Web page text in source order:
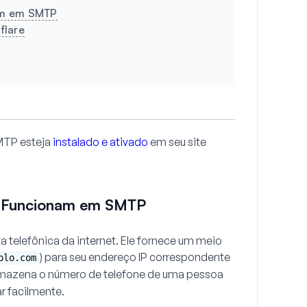
em SMTP
esteja instalado e ativado em seu site
em SMTP
telefônica da internet. Ele fornece um meio
) para seu endereço IP correspondente
o número de telefone de uma pessoa
facilmente.